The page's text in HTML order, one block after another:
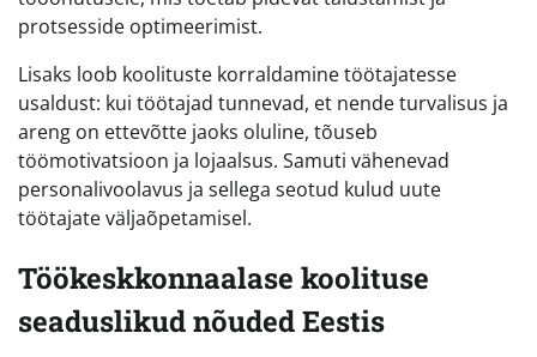
protsesside optimeerimist.
Lisaks loob koolituste korraldamine töötajatesse
usaldust: kui töötajad tunnevad, et nende turvalisus ja
areng on ettevõtte jaoks oluline, tõuseb
töömotivatsioon ja lojaalsus. Samuti vähenevad
personalivoolavus ja sellega seotud kulud uute
töötajate väljaõpetamisel.
Töökeskkonnaalase koolituse
seaduslikud nõuded Eestis